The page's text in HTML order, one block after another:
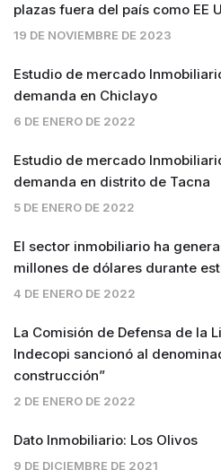
plazas fuera del país como EE
19 DE NOVIEMBRE DE 2023
Estudio de mercado
demanda en Chiclayo
6 DE ENERO DE 2022
Estudio de mercado
demanda en distrito de Tacna
5 DE ENERO DE 2022
El sector inmobiliario ha
millones de dólares durante
4 DE ENERO DE 2022
La Comisión de Defensa de la
Indecopi sancionó al
construcción”
2 DE ENERO DE 2022
Dato Inmobiliario: Los Olivos
9 DE DICIEMBRE DE 2021